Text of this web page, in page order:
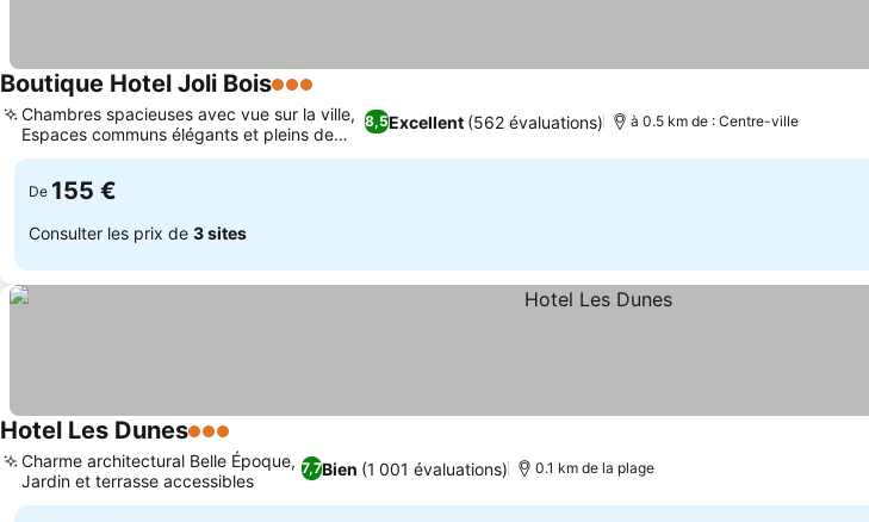
Boutique Hotel Joli Bois3 Étoiles
8,5Excellent (562 évaluations)
Chambres spacieuses avec vue sur la ville,
Espaces communs élégants et pleins de
caractère
à 0.5 km de : Centre-ville
De 155 €
Consulter les prix de 3 sites
Hotel Les Dunes3 Étoiles
7,7Bien (1 001 évaluations)
Charme architectural Belle Époque,
Jardin et terrasse accessibles
0.1 km de la plage